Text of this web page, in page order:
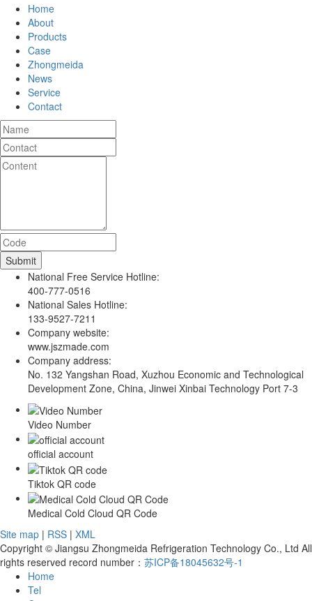
Home
About
Products
Case
Zhongmeida
News
Service
Contact
National Free Service Hotline:
400-777-0516
National Sales Hotline:
133-9527-7211
Company website:
www.jszmade.com
Company address:
No. 132 Yangshan Road, Xuzhou Economic and Technological
Development Zone, China, Jinwei Xinbai Technology Port 7-3
Video Number
official account
Tiktok QR code
Medical Cold Cloud QR Code
Site map | RSS | XML
Copyright © Jiangsu Zhongmeida Refrigeration Technology Co., Ltd All
rights reserved record number： 苏ICP备18045632号-1
Home
Tel